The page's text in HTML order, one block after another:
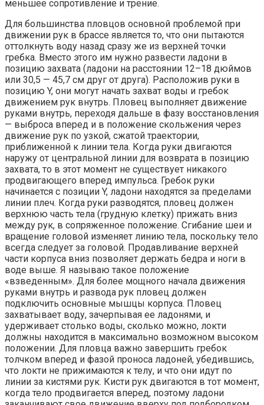
меньшее сопротивление и трение.
Для большинства пловцов основной проблемой при
движении рук в брассе является то, что они пытаются
оттолкнуть воду назад сразу же из верхней точки
гребка. Вместо этого им нужно развести ладони в
позицию захвата (ладони на расстоянии 12–18 дюймов
или 30,5 — 45,7 см друг от друга). Расположив руки в
позицию Y, они могут начать захват воды и гребок
движением рук внутрь. Пловец выполняет движение
руками внутрь, переходя дальше в фазу восстановления
— выброса вперед и в положение скольжения через
движение рук по узкой, сжатой траектории,
приближенной к линии тела. Когда руки двигаются
наружу от центральной линии для возврата в позицию
захвата, то в этот момент не существует никакого
продвигающего вперед импульса. Гребок руки
начинается с позиции Y, ладони находятся за пределами
линии плеч. Когда руки разводятся, пловец должен
верхнюю часть тела (грудную клетку) прижать вниз
между рук, в сопряженное положение. Сгибание шеи и
вращение головой изменяет линию тела, поскольку тело
всегда следует за головой. Продавливание верхней
части корпуса вниз позволяет держать бедра и ноги в
воде выше. Я называю такое положение
«взведенным». Для более мощного начала движения
руками внутрь и развода рук пловец должен
подключить основные мышцы корпуса. Пловец
захватывает воду, зачерпывая ее ладонями, и
удерживает столько воды, сколько можно, локти
должны находится в максимально возможном высоком
положении. Для пловца важно завершить гребок
толчком вперед и фазой проноса ладоней, убедившись,
что локти не прижимаются к телу, и что они идут по
линии за кистями рук. Кисти рук двигаются в тот момент,
когда тело продвигается вперед, поэтому ладони